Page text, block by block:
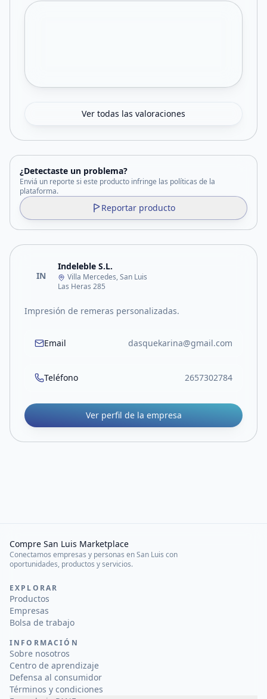
Ver todas las valoraciones
¿Detectaste un problema?
Enviá un reporte si este producto infringe las políticas de la
plataforma.
Reportar producto
IN
Indeleble S.L.
Villa Mercedes, San Luis
Las Heras 285
Impresión de remeras personalizadas.
Email dasquekarina@gmail.com
Teléfono 2657302784
Ver perfil de la empresa
Compre San Luis Marketplace
Conectamos empresas y personas en San Luis con
oportunidades, productos y servicios.
EXPLORAR
Productos
Empresas
Bolsa de trabajo
INFORMACIÓN
Sobre nosotros
Centro de aprendizaje
Defensa al consumidor
Términos y condiciones